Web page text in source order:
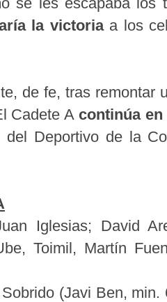
la victoriaa los
de fe, tras remontar
Cadete A continúa
del Deportivo de la
Iglesias; David
Toimil, Martín
(Javi Ben,